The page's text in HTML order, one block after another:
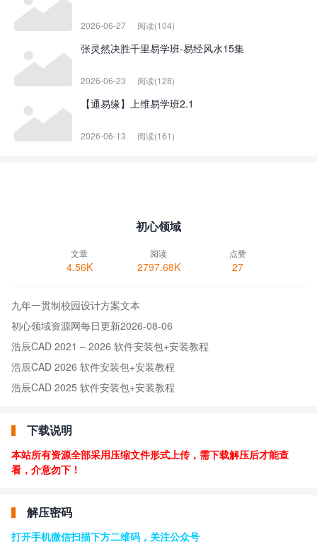
2026-06-27 阅读(104)
张灵然决胜千里易学班-易经风水15集
2026-06-23 阅读(128)
【通易缘】上维易学班2.1
2026-06-13 阅读(161)
初心领域
文章
4.56K
阅读
2797.68K
点赞
27
九年一贯制校园设计方案文本
初心领域资源网每日更新2026-08-06
浩辰CAD 2021 – 2026 软件安装包+安装教程
浩辰CAD 2026 软件安装包+安装教程
浩辰CAD 2025 软件安装包+安装教程
下载说明
本站所有资源全部采用压缩文件形式上传，需下载解压后才能查
看，介意勿下！
解压密码
打开手机微信扫描下方二维码，关注公众号